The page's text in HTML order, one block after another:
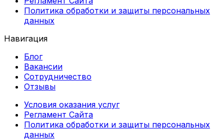
Политика обработки и защиты персональных
данных
Навигация
Блог
Вакансии
Сотрудничество
Отзывы
Условия оказания услуг
Регламент Сайта
Политика обработки и защиты персональных
данных